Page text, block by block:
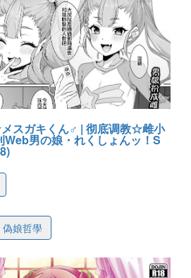
スガキくん♂ | 彻底调教☆雌小
Web男の娘・れくしょんッ！S
偽娘哲學
20 20:17